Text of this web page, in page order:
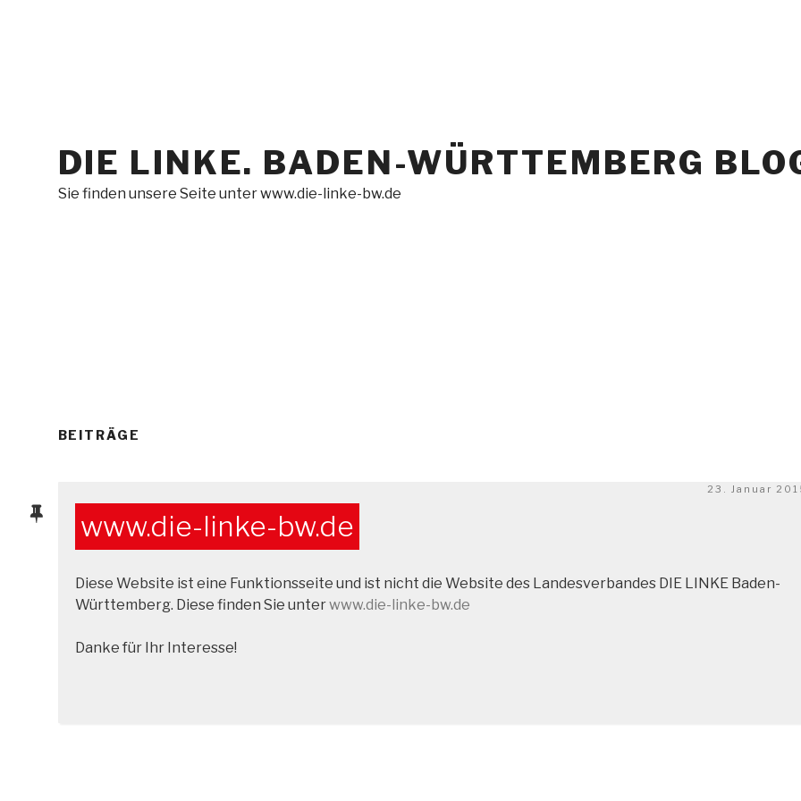
DIE LINKE. BADEN-WÜRTTEMBERG
Sie finden unsere Seite unter www.die-linke-bw.de
BEITRÄGE
Veröffentlicht
23. Januar
www.die-linke-bw.de
Diese Website ist eine Funktionsseite und ist nicht die Website des Landesverbandes DIE LINKE Baden-
Württemberg. Diese finden Sie unterwww.die-linke-bw.de
Danke für Ihr Interesse!